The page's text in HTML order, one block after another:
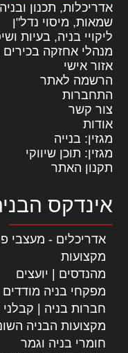
אדריכלות, תכנון ובניה
שמאות, מיסוי נדל"ן
ליקויי בניה, בעיות
מנהלי אחזקה
אזור אישי
הרשמה לאתר
התחברות
צור קשר
אודות
מגזין: בנייה
מגזין: תוכן שיווקי
תקנון האתר
אינדקס
אדריכלים - מעצבי
מקצועות
מהנדסים | יועצים
מפקחי בניה מודדים
חברות בניה | קבלני
מקצועות הבניה
חומרי בניה וגמר